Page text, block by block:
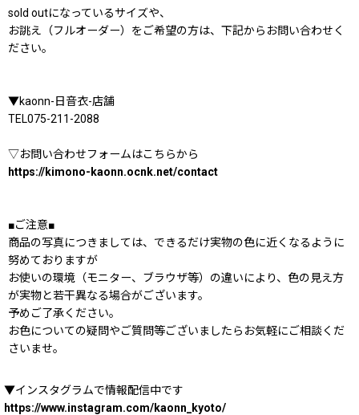
sold outになっているサイズや、
お誂え（フルオーダー）をご希望の方は、下記からお問い合わせく
ださい。
▼kaonn-日音衣-店舗
TEL075-211-2088
▽お問い合わせフォームはこちらから
https://kimono-kaonn.ocnk.net/contact
■ご注意■
商品の写真につきましては、できるだけ実物の色に近くなるように
努めておりますが
お使いの環境（モニター、ブラウザ等）の違いにより、色の見え方
が実物と若干異なる場合がございます。
予めご了承ください。
お色についての疑問やご質問等ございましたらお気軽にご相談くだ
さいませ。
▼インスタグラムで情報配信中です
https://www.instagram.com/kaonn_kyoto/